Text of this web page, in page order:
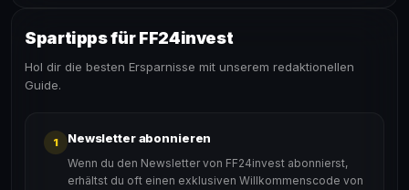
Spartipps für FF24invest
Hol dir die besten Ersparnisse mit unserem redaktionellen
Guide.
1 Newsletter abonnieren
Wenn du den Newsletter von FF24invest abonnierst,
erhältst du oft einen exklusiven Willkommenscode von